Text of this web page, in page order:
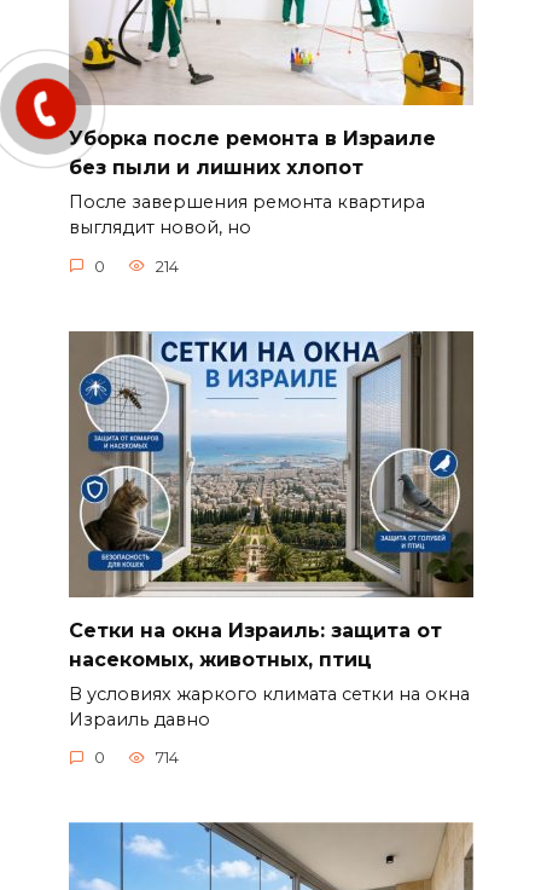
Уборка после ремонта в Израиле
без пыли и лишних хлопот
После завершения ремонта квартира
выглядит новой, но
0 214
Сетки на окна Израиль: защита от
насекомых, животных, птиц
В условиях жаркого климата сетки на окна
Израиль давно
0 714